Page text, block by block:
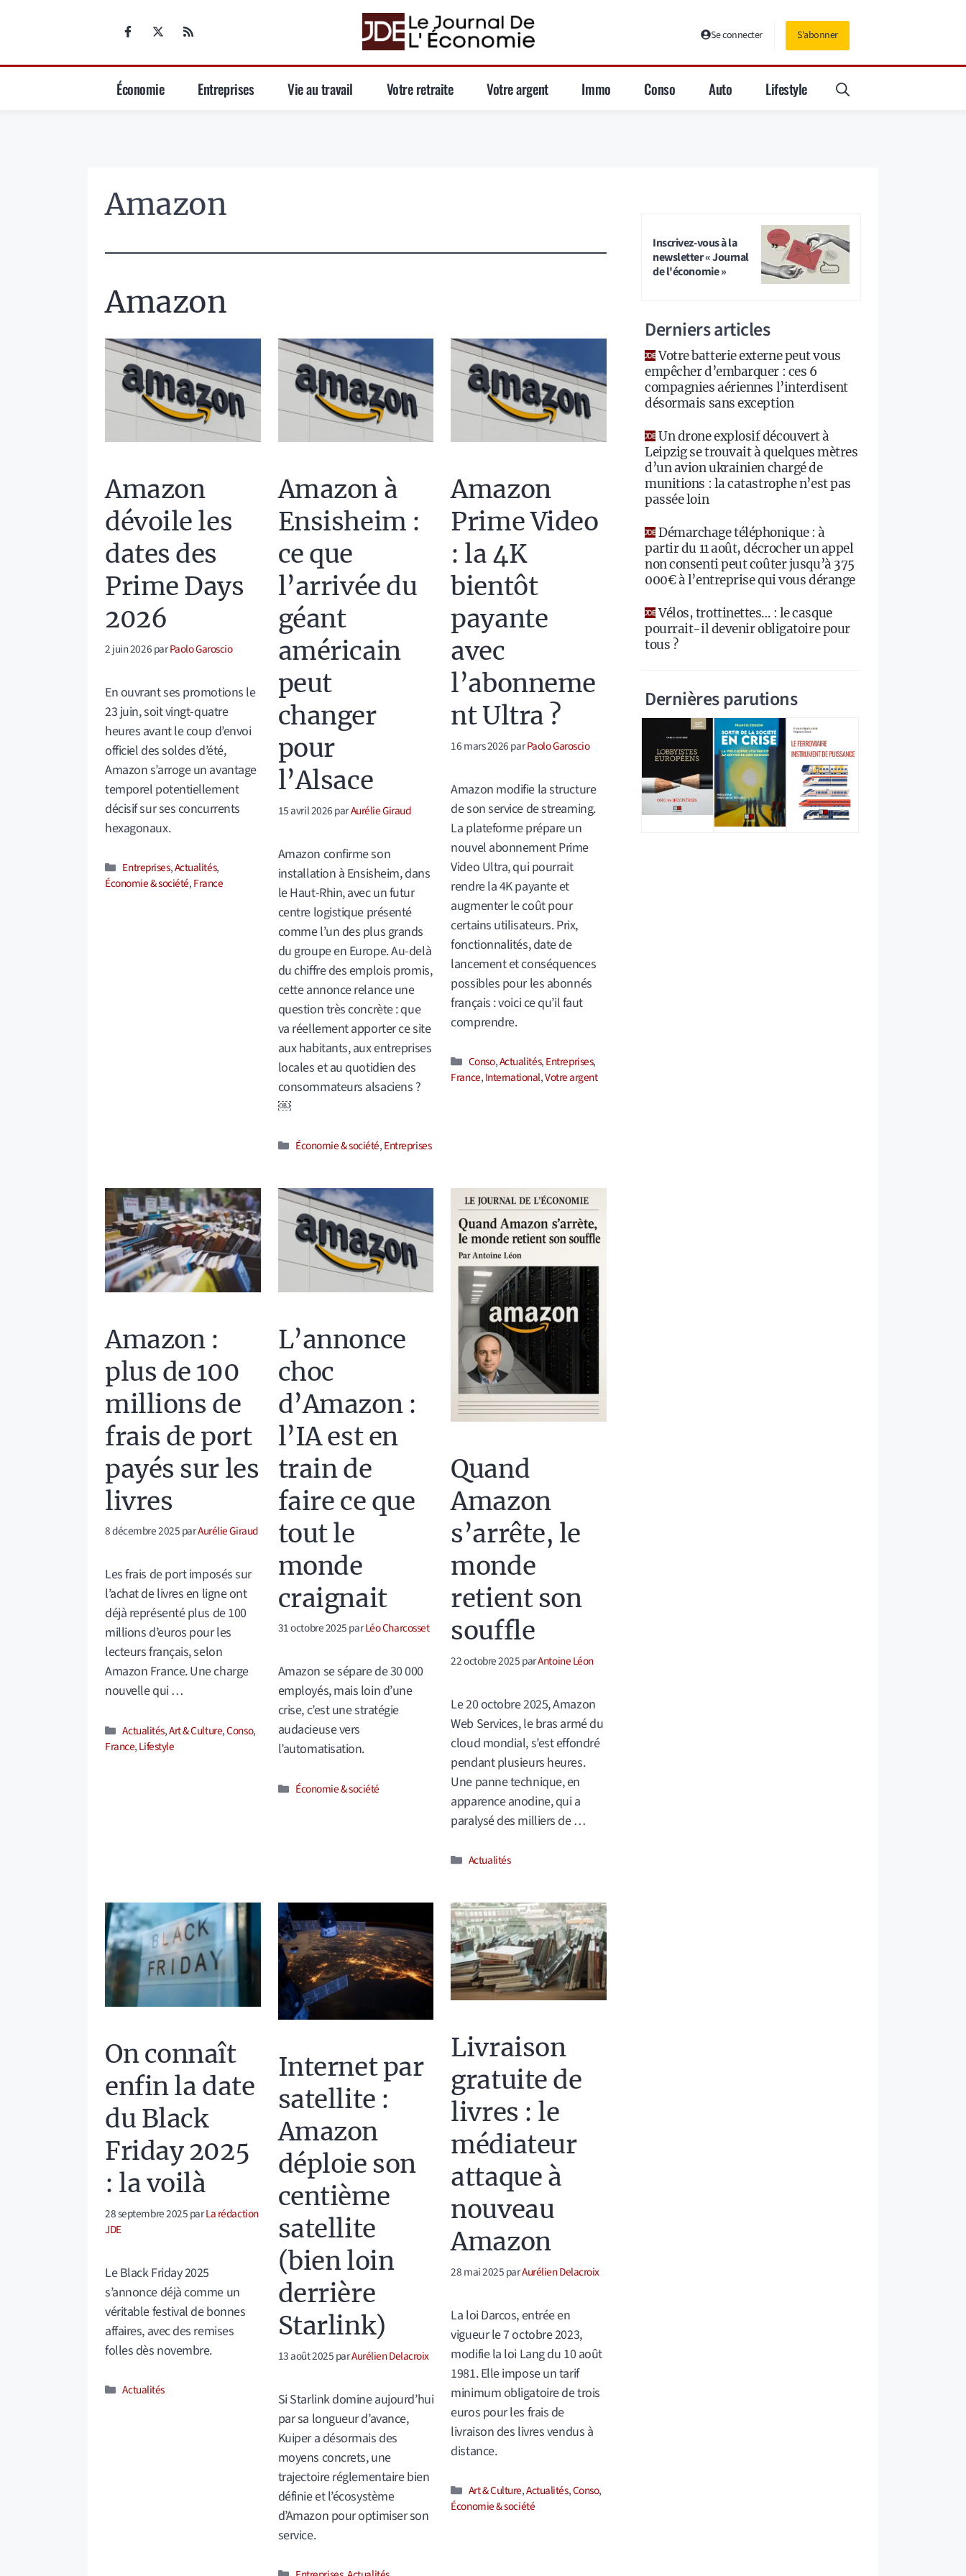
Se connecter S'abonner
Économie Entreprises Vie au travail Votre retraite Votre argent Immo Conso Auto Lifestyle
Amazon
Amazon
Amazon
dévoile les
dates des
Prime Days
2026
2 juin 2026parPaolo Garoscio
En ouvrant ses promotions le
23 juin, soit vingt-quatre
heures avant le coup d’envoi
officiel des soldes d’été,
Amazon s’arroge un avantage
temporel potentiellement
décisif sur ses concurrents
hexagonaux.
Catégories
Entreprises,Actualités,
Économie & société,France
Amazon à
Ensisheim :
ce que
l’arrivée du
géant
américain
peut
changer
pour
l’Alsace
15 avril 2026parAurélie Giraud
Amazon confirme son
installation à Ensisheim, dans
le Haut-Rhin, avec un futur
centre logistique présenté
comme l’un des plus grands
du groupe en Europe. Au-delà
du chiffre des emplois promis,
cette annonce relance une
question très concrète : que
va réellement apporter ce site
aux habitants, aux entreprises
locales et au quotidien des
consommateurs alsaciens ?
￼
Catégories
Économie & société,Entreprises
Amazon
Prime Video
: la 4K
bientôt
payante
avec
l’abonneme
nt Ultra ?
16 mars 2026parPaolo Garoscio
Amazon modifie la structure
de son service de streaming.
La plateforme prépare un
nouvel abonnement Prime
Video Ultra, qui pourrait
rendre la 4K payante et
augmenter le coût pour
certains utilisateurs. Prix,
fonctionnalités, date de
lancement et conséquences
possibles pour les abonnés
français : voici ce qu’il faut
comprendre.
Catégories
Conso,Actualités,Entreprises,
France,International,Votre argent
Amazon :
plus de 100
millions de
frais de port
payés sur les
livres
8 décembre 2025parAurélie Giraud
Les frais de port imposés sur
l’achat de livres en ligne ont
déjà représenté plus de 100
millions d’euros pour les
lecteurs français, selon
Amazon France. Une charge
nouvelle qui …
Catégories
Actualités,Art & Culture,Conso,
France,Lifestyle
L’annonce
choc
d’Amazon :
l’IA est en
train de
faire ce que
tout le
monde
craignait
31 octobre 2025parLéo Charcosset
Amazon se sépare de 30 000
employés, mais loin d’une
crise, c’est une stratégie
audacieuse vers
l’automatisation.
Catégories
Économie & société
Quand
Amazon
s’arrête, le
monde
retient son
souffle
22 octobre 2025parAntoine Léon
Le 20 octobre 2025, Amazon
Web Services, le bras armé du
cloud mondial, s’est effondré
pendant plusieurs heures.
Une panne technique, en
apparence anodine, qui a
paralysé des milliers de …
Catégories
Actualités
On connaît
enfin la date
du Black
Friday 2025
: la voilà
28 septembre 2025parLa rédaction
JDE
Le Black Friday 2025
s’annonce déjà comme un
véritable festival de bonnes
affaires, avec des remises
folles dès novembre.
Catégories
Actualités
Internet par
satellite :
Amazon
déploie son
centième
satellite
(bien loin
derrière
Starlink)
13 août 2025parAurélien Delacroix
Si Starlink domine aujourd’hui
par sa longueur d’avance,
Kuiper a désormais des
moyens concrets, une
trajectoire réglementaire bien
définie et l’écosystème
d’Amazon pour optimiser son
service.
Livraison
gratuite de
livres : le
médiateur
attaque à
nouveau
Amazon
28 mai 2025parAurélien Delacroix
La loi Darcos, entrée en
vigueur le 7 octobre 2023,
modifie la loi Lang du 10 août
1981. Elle impose un tarif
minimum obligatoire de trois
euros pour les frais de
livraison des livres vendus à
distance.
Catégories
Art & Culture,Actualités,Conso,
Économie & société
Inscrivez-vous à la
newsletter « Journal
de l'économie »
Derniers articles
Votre batterie externe peut vous
empêcher d’embarquer : ces 6
compagnies aériennes l’interdisent
désormais sans exception
Un drone explosif découvert à
Leipzig se trouvait à quelques mètres
d’un avion ukrainien chargé de
munitions : la catastrophe n’est pas
passée loin
Démarchage téléphonique : à
partir du 11 août, décrocher un appel
non consenti peut coûter jusqu’à 375
000€ à l’entreprise qui vous dérange
Vélos, trottinettes… : le casque
pourrait-il devenir obligatoire pour
tous ?
Dernières parutions